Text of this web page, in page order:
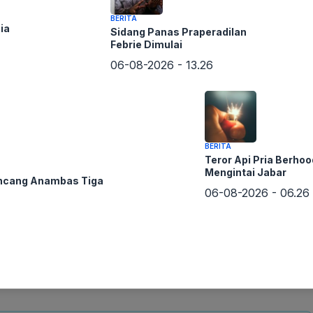
terkait buronnya Harun Masiku, mantan calon
Masiku dan juga menyuap Wahyu Setiawan agar
dakwaan, Hasto disebut melakukan tindakan suap
dimana Donny berstatus tersangka, Saeful Bahri
hingga saat ini. Pengungkapan sumber uang
berlangsung lama ini dan akan berdampak signifikan
BERITA
Sidang Panas Praperadilan
Febrie Dimulai
06-08-2026 - 13.26
Anambas Tiga
BERITA
Teror Api Pria
Mengintai Jabar
06-08-2026 - 06.26